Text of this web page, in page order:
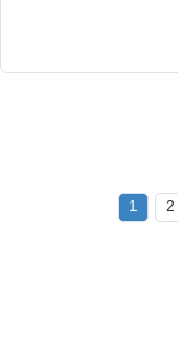
1 2